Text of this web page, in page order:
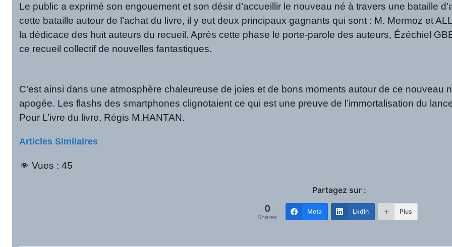
Le public a exprimé son engouement et son désir d’accueillir le nouveau né à travers une bataille
cette bataille autour de l’achat du livre, il y eut deux principaux gagnants qui sont : M. Mermoz et
la dédicace des huit auteurs du recueil. Après cette phase le porte-parole des auteurs, Ézéchiel
ce recueil collectif de nouvelles fantastiques.
C’est ainsi dans une atmosphère chaleureuse de joies et de bons moments autour de ce nouveau
apogée. Les flashs des smartphones clignotaient ce qui est une preuve de l’immortalisation du
Pour L’ivre du livre, Régis M.HANTAN.
Articles Similaires
Vues : 45
Partagez sur :
0
Shares
Meta LkdIn Plus